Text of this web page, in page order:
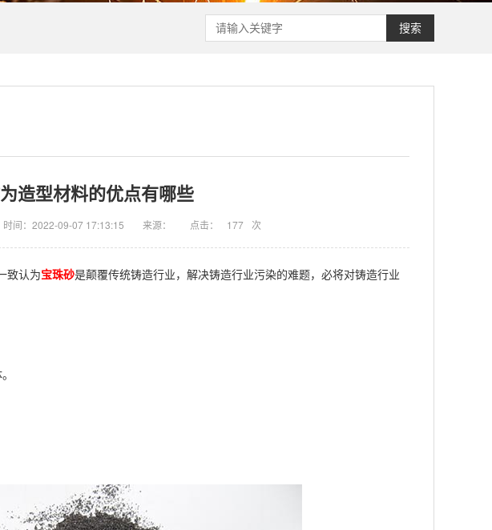
搜索
造型材料的优点有哪些
时间：2022-09-07 17:13:15 来源： 点击： 177 次
致认为宝珠砂是颠覆传统铸造行业，解决铸造行业污染的难题，必将对铸造行业